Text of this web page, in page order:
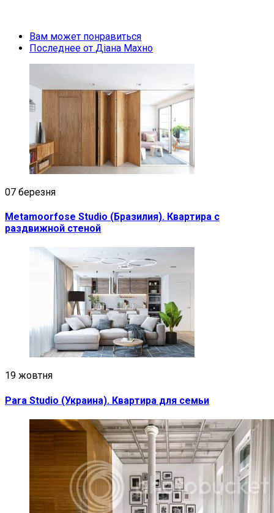
Вам может понравиться
Последнее от Діана Махно
07 березня
Metamoorfose Studio (Бразилия). Квартира с
раздвижной стеной
19 жовтня
Para Studio (Украина). Квартира для семьи